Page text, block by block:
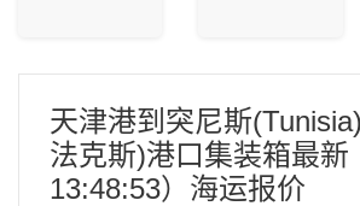
天津港到突尼斯
法克斯)港口集装箱最新
13:48:53）海运报价